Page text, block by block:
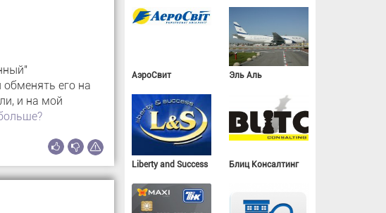
обменять его на
и на мой
АэроСвит Эль Аль
Liberty and Success Блиц Консалтинг